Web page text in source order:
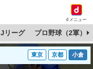
dメニュー
Jリーグ プロ野球（2軍）
東京 京都 小倉